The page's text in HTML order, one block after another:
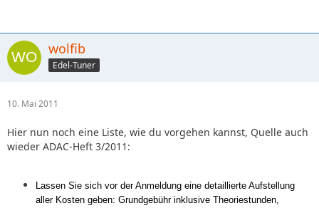
wolfib
Edel-Tuner
10. Mai 2011
Hier nun noch eine Liste, wie du vorgehen kannst, Quelle auch
wieder ADAC-Heft 3/2011:
Lassen Sie sich vor der Anmeldung eine detaillierte Aufstellung
aller Kosten geben: Grundgebühr inklusive Theoriestunden,